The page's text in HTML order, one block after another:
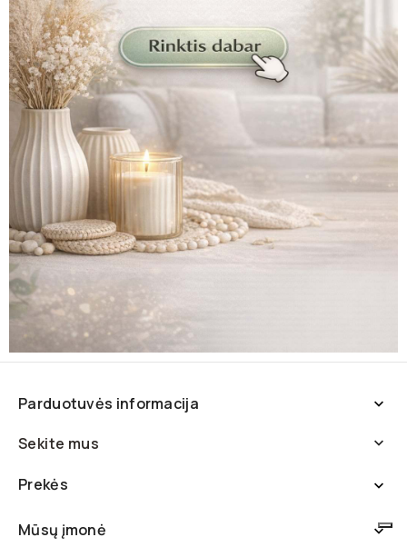
Parduotuvės informacija 
Sekite mus 
Prekės 
Mūsų įmonė 